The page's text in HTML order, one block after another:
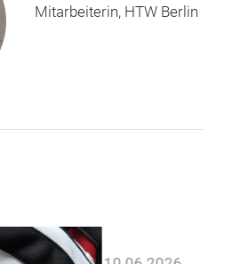
Mitarbeiterin, HTW Berlin